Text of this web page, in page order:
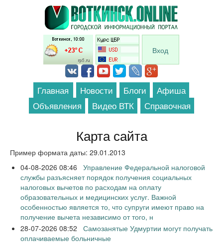
Перейти к основному содержанию
Вход
Главная Новости Блоги
Афиша
Объявления
Видео ВТК Справочная
Карта сайта
Пример формата даты: 29.01.2013
04-08-2026 08:46
Управление Федеральной налоговой
службы разъясняет порядок получения социальных
налоговых вычетов по расходам на оплату
образовательных и медицинских услуг. Важной
особенностью является то, что супруги имеют право на
получение вычета независимо от того, н
28-07-2026 08:52
Самозанятые Удмуртии могут получать
оплачиваемые больничные